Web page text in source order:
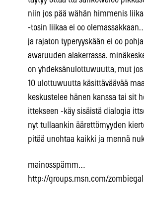
niin jos pää wähän himmenis
-tosin liikaa ei oo
ja rajaton typeryyskään ei oo
awaruuden alakerrassa.
on yhdeksänulottuwuutta, mut
10 ulottuwuutta käsittäväävää
keskustelee hänen kanssa tai sit
ittekseen -käy sisäistä dialogia
nyt tullaankin äärettömyyden
pitää unohtaa kaikki ja mennä
mainosspämm…
http://groups.msn.com/